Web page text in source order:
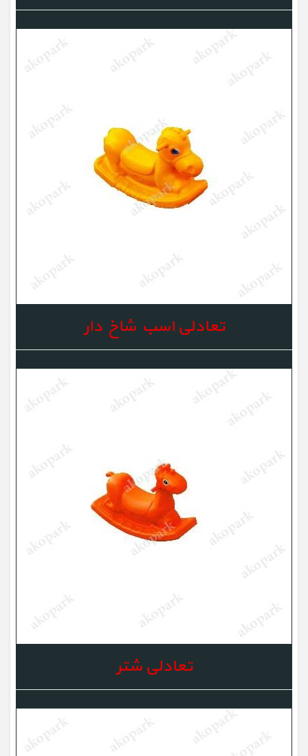
تعادلی اسب شاخ دار
تعادلی شتر